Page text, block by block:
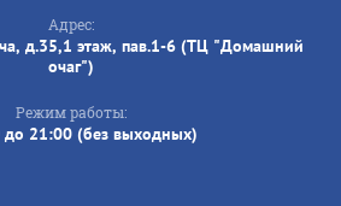
Адрес:
д.35,1 этаж, пав.1-6 (ТЦ "Домашний
очаг")
Режим работы:
до 21:00 (без выходных)